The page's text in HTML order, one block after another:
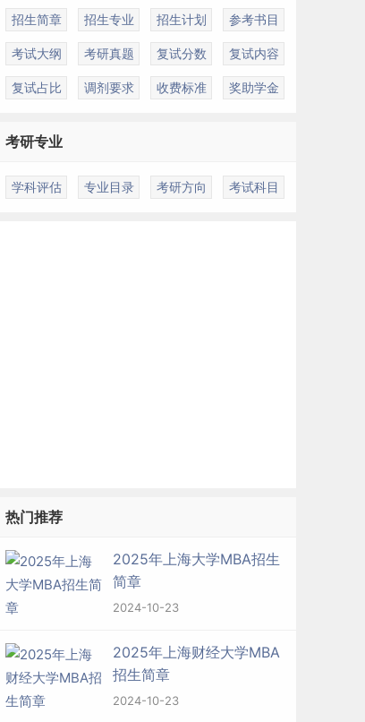
招生简章 招生专业 招生计划 参考书目
考试大纲 考研真题 复试分数 复试内容
复试占比 调剂要求 收费标准 奖助学金
考研专业
学科评估 专业目录 考研方向 考试科目
热门推荐
2025年上海大学MBA招生
简章
2024-10-23
2025年上海财经大学MBA
招生简章
2024-10-23